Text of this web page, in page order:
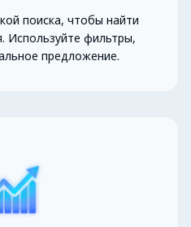
поиска, чтобы найти
Используйте фильтры,
предложение.